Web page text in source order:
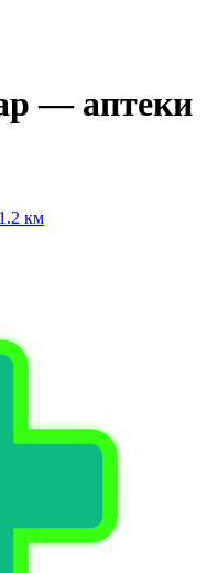
— аптеки
1.2 км